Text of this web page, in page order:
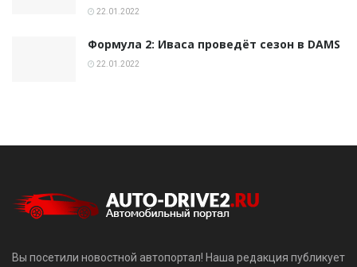
22.01.2022
Формула 2: Иваса проведёт сезон в DAMS
22.01.2022
Вы посетили новостной автопортал! Наша редакция публикует